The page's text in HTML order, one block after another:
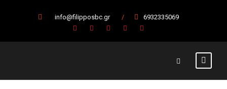
info@filipposbc.gr / 6932335069